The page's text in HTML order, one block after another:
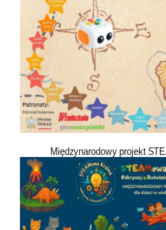
Międzynarodowy projekt